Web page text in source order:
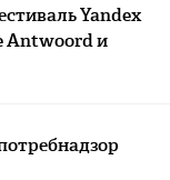
Yandex
Antwoord и